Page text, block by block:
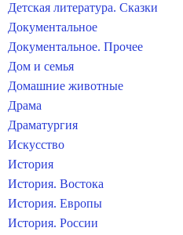
Детская литература. Сказки
Документальное
Документальное. Прочее
Дом и семья
Домашние животные
Драма
Драматургия
Искусство
История
История. Востока
История. Европы
История. России